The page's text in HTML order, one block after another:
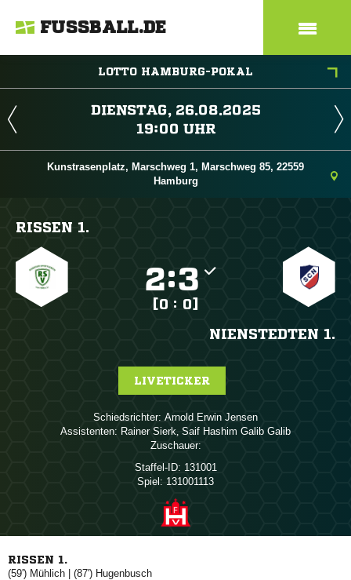
FUSSBALL.DE
LOTTO HAMBURG-POKAL
 
 
Kunstrasenplatz, Marschweg 1, Marschweg 85, 22559
Hamburg
RISSEN 1.
:
[0 : 0]
NIENSTEDTEN 1.
LIVETICKER
Schiedsrichter:   
Assistenten:  ,    
Zuschauer:
Staffel-ID: 131001
Spiel: 131001113
RISSEN 1.
(59')  | (87') 